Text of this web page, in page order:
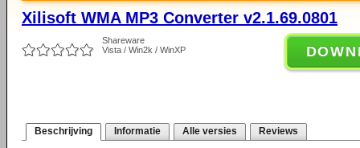
Xilisoft WMA MP3 Converter v2.1.69.0801
Shareware
Vista / Win2k / WinXP
Beschrijving Informatie Alle versies Reviews